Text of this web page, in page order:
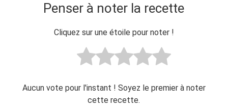
Penser à noter la recette
Cliquez sur une étoile pour noter !
Aucun vote pour l'instant ! Soyez le premier à noter
cette recette.